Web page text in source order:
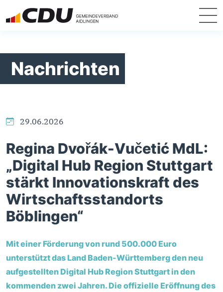
Nachrichten
29.06.2026
Regina Dvořák-Vučetić MdL:
„Digital Hub Region Stuttgart
stärkt Innovationskraft des
Wirtschaftsstandorts
Böblingen“
Mit einer Förderung von rund 500.000 Euro
unterstützt das Land Baden-Württemberg den neu
aufgestellten Digital Hub Region Stuttgart in den
kommenden zwei Jahren. Die offizielle Eröffnung des